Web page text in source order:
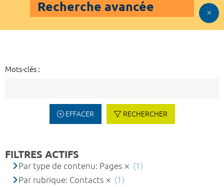
Recherche avancée
Mots-clés :
EFFACER RECHERCHER
FILTRES ACTIFS
Par type de contenu: Pages
(1)
Par rubrique: Contacts
(1)